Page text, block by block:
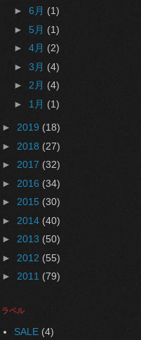
► 6月 (1)
► 5月 (1)
► 4月 (2)
► 3月 (4)
► 2月 (4)
► 1月 (1)
► 2019 (18)
► 2018 (27)
► 2017 (32)
► 2016 (34)
► 2015 (30)
► 2014 (40)
► 2013 (50)
► 2012 (55)
► 2011 (79)
ラベル
SALE (4)